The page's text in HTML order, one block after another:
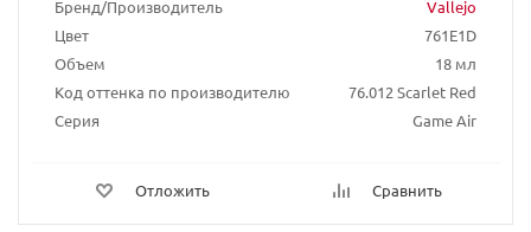
Бренд/Производитель
Vallejo
Цвет
761E1D
Объем
18 мл
Код оттенка по производителю
76.012 Scarlet Red
Серия
Game Air
Отложить Сравнить